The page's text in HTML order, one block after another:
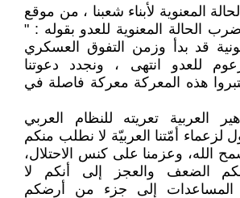
المعنوية لأبناء شعبنا ، من موقع
الحالة المعنوية للعدو بقوله : "
قد بدأ وزمن التفوق العسكري
للعدو انتهى ، ونجدد دعوتنا
هذه المعركة معركة فاصلة في
العربية تعريته للنظام العربي
لزعماء أمّتنا العربيّة لا نطلب منكم
الله، وعزمنا على كنس الاحتلال،
الضعف والعجز إلى أنكم لا
المساعدات إلى جزء من أرضكم